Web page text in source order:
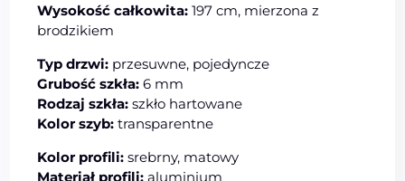
Wysokość całkowita: 197 cm, mierzona z
brodzikiem
Typ drzwi: przesuwne, pojedyncze
Grubość szkła: 6 mm
Rodzaj szkła: szkło hartowane
Kolor szyb: transparentne
Kolor profili: srebrny, matowy
Materiał profili: aluminium